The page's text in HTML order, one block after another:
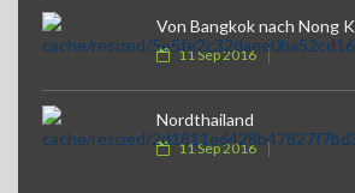
Von Bangkok nach Nong
11 Sep 2016
Nordthailand
11 Sep 2016